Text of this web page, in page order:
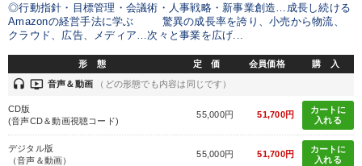
◎行動指針・目標管理・会議術・人事戦略・新事業創造…成長し続ける
Amazonの経営手法に学ぶ 驚異の成長率を誇り、小売から物流、
クラウド、広告、メディア…次々と事業を広げ...
形 態 定 価 会員価格 購 入
headset ondemand_video 音声＆動画 （どの形態でも内容は同じです）
CD版
(音声CD＆動画視聴コード)
55,000円 51,700円
カートに
入れる
デジタル版
（音声＆動画）
55,000円 51,700円
カートに
入れる